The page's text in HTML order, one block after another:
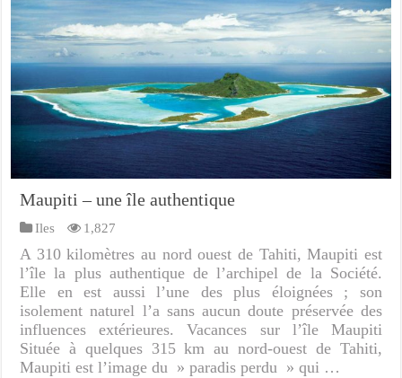
Maupiti – une île authentique
Iles 1,827
A 310 kilomètres au nord ouest de Tahiti, Maupiti est
l’île la plus authentique de l’archipel de la Société.
Elle en est aussi l’une des plus éloignées ; son
isolement naturel l’a sans aucun doute préservée des
influences extérieures. Vacances sur l’île Maupiti
Située à quelques 315 km au nord-ouest de Tahiti,
Maupiti est l’image du » paradis perdu » qui …